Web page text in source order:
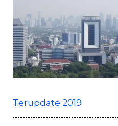
Terupdate 2019